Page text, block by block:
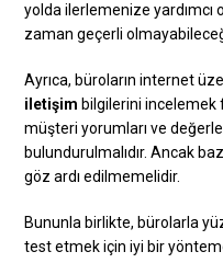
yolda ilerlemenize yardımcı
zaman geçerli
Ayrıca, büroların internet
iletişim bilgilerini incelemek
müşteri yorumları ve
bulundurulmalıdır. Ancak
göz ardı edilmemelidir.
Bununla birlikte, bürolarla
test etmek için iyi bir